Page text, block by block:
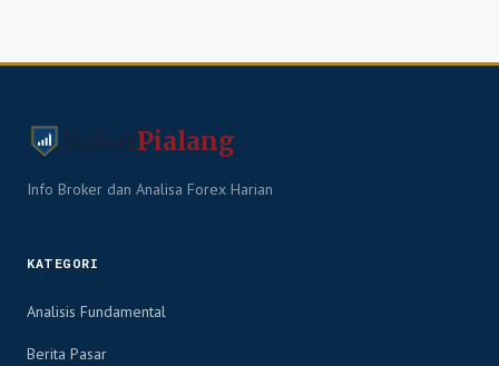
Pialang
Info Broker dan Analisa Forex Harian
KATEGORI
Analisis Fundamental
Berita Pasar